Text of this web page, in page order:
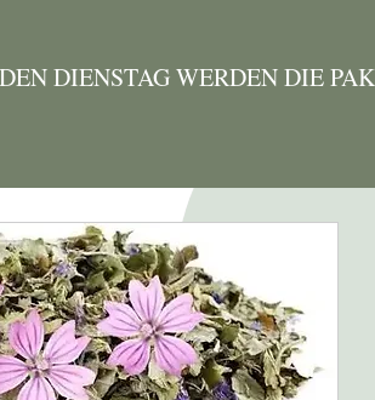
DIENSTAG WERDEN DIE